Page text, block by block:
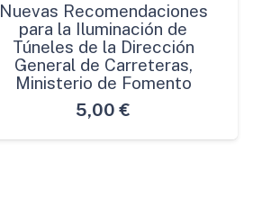
Nuevas Recomendaciones
para la Iluminación de
Túneles de la Dirección
General de Carreteras,
Ministerio de Fomento
5,00 €